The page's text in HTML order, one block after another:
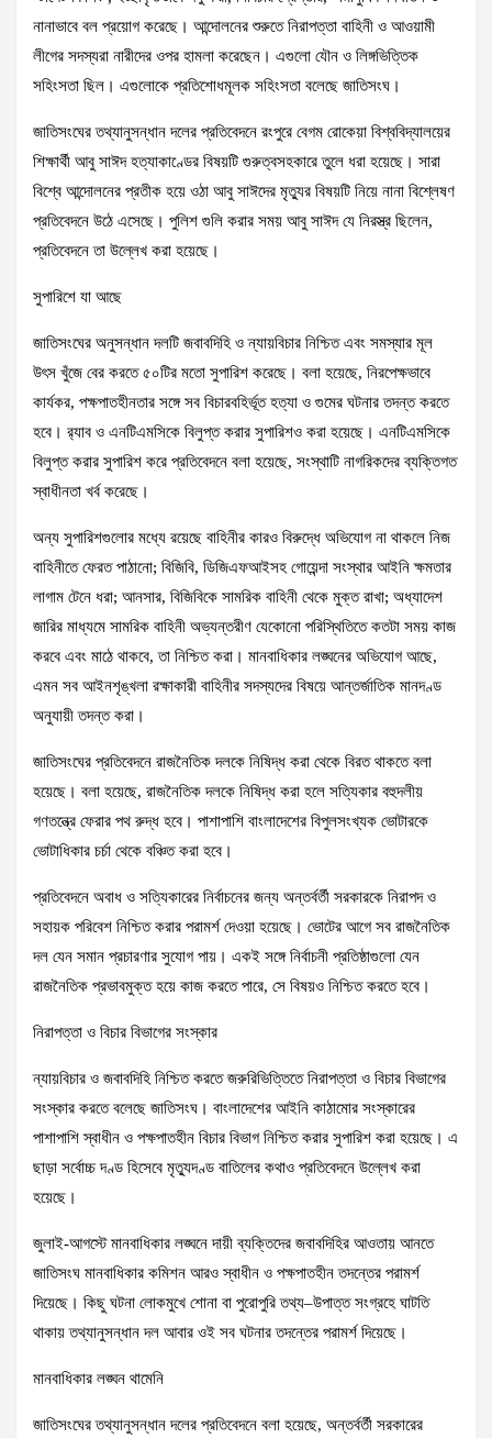
নানাভাবে বল প্রয়োগ করেছে। আন্দোলনের শুরুতে নিরাপত্তা বাহিনী ও আওয়ামী
লীগের সদস্যরা নারীদের ওপর হামলা করেছেন। এগুলো যৌন ও লিঙ্গভিত্তিক
সহিংসতা ছিল। এগুলোকে প্রতিশোধমূলক সহিংসতা বলেছে জাতিসংঘ।
জাতিসংঘের তথ্যানুসন্ধান দলের প্রতিবেদনে রংপুরে বেগম রোকেয়া বিশ্ববিদ্যালয়ের
শিক্ষার্থী আবু সাঈদ হত্যাকাণ্ডের বিষয়টি গুরুত্বসহকারে তুলে ধরা হয়েছে। সারা
বিশ্বে আন্দোলনের প্রতীক হয়ে ওঠা আবু সাঈদের মৃত্যুর বিষয়টি নিয়ে নানা বিশ্লেষণ
প্রতিবেদনে উঠে এসেছে। পুলিশ গুলি করার সময় আবু সাঈদ যে নিরস্ত্র ছিলেন,
প্রতিবেদনে তা উল্লেখ করা হয়েছে।
সুপারিশে যা আছে
জাতিসংঘের অনুসন্ধান দলটি জবাবদিহি ও ন্যায়বিচার নিশ্চিত এবং সমস্যার মূল
উৎস খুঁজে বের করতে ৫০টির মতো সুপারিশ করেছে। বলা হয়েছে, নিরপেক্ষভাবে
কার্যকর, পক্ষপাতহীনতার সঙ্গে সব বিচারবহির্ভূত হত্যা ও গুমের ঘটনার তদন্ত করতে
হবে। র‍্যাব ও এনটিএমসিকে বিলুপ্ত করার সুপারিশও করা হয়েছে। এনটিএমসিকে
বিলুপ্ত করার সুপারিশ করে প্রতিবেদনে বলা হয়েছে, সংস্থাটি নাগরিকদের ব্যক্তিগত
স্বাধীনতা খর্ব করেছে।
অন্য সুপারিশগুলোর মধ্যে রয়েছে বাহিনীর কারও বিরুদ্ধে অভিযোগ না থাকলে নিজ
বাহিনীতে ফেরত পাঠানো; বিজিবি, ডিজিএফআইসহ গোয়েন্দা সংস্থার আইনি ক্ষমতার
লাগাম টেনে ধরা; আনসার, বিজিবিকে সামরিক বাহিনী থেকে মুক্ত রাখা; অধ্যাদেশ
জারির মাধ্যমে সামরিক বাহিনী অভ্যন্তরীণ যেকোনো পরিস্থিতিতে কতটা সময় কাজ
করবে এবং মাঠে থাকবে, তা নিশ্চিত করা। মানবাধিকার লঙ্ঘনের অভিযোগ আছে,
এমন সব আইনশৃঙ্খলা রক্ষাকারী বাহিনীর সদস্যদের বিষয়ে আন্তর্জাতিক মানদণ্ড
অনুযায়ী তদন্ত করা।
জাতিসংঘের প্রতিবেদনে রাজনৈতিক দলকে নিষিদ্ধ করা থেকে বিরত থাকতে বলা
হয়েছে। বলা হয়েছে, রাজনৈতিক দলকে নিষিদ্ধ করা হলে সত্যিকার বহুদলীয়
গণতন্ত্রে ফেরার পথ রুদ্ধ হবে। পাশাপাশি বাংলাদেশের বিপুলসংখ্যক ভোটারকে
ভোটাধিকার চর্চা থেকে বঞ্চিত করা হবে।
প্রতিবেদনে অবাধ ও সত্যিকারের নির্বাচনের জন্য অন্তর্বর্তী সরকারকে নিরাপদ ও
সহায়ক পরিবেশ নিশ্চিত করার পরামর্শ দেওয়া হয়েছে। ভোটের আগে সব রাজনৈতিক
দল যেন সমান প্রচারণার সুযোগ পায়। একই সঙ্গে নির্বাচনী প্রতিষ্ঠাগুলো যেন
রাজনৈতিক প্রভাবমুক্ত হয়ে কাজ করতে পারে, সে বিষয়ও নিশ্চিত করতে হবে।
নিরাপত্তা ও বিচার বিভাগের সংস্কার
ন্যায়বিচার ও জবাবদিহি নিশ্চিত করতে জরুরিভিত্তিতে নিরাপত্তা ও বিচার বিভাগের
সংস্কার করতে বলেছে জাতিসংঘ। বাংলাদেশের আইনি কাঠামোর সংস্কারের
পাশাপাশি স্বাধীন ও পক্ষপাতহীন বিচার বিভাগ নিশ্চিত করার সুপারিশ করা হয়েছে। এ
ছাড়া সর্বোচ্চ দণ্ড হিসেবে মৃত্যুদণ্ড বাতিলের কথাও প্রতিবেদনে উল্লেখ করা
হয়েছে।
জুলাই-আগস্টে মানবাধিকার লঙ্ঘনে দায়ী ব্যক্তিদের জবাবদিহির আওতায় আনতে
জাতিসংঘ মানবাধিকার কমিশন আরও স্বাধীন ও পক্ষপাতহীন তদন্তের পরামর্শ
দিয়েছে। কিছু ঘটনা লোকমুখে শোনা বা পুরোপুরি তথ্য–উপাত্ত সংগ্রহে ঘাটতি
থাকায় তথ্যানুসন্ধান দল আবার ওই সব ঘটনার তদন্তের পরামর্শ দিয়েছে।
মানবাধিকার লঙ্ঘন থামেনি
জাতিসংঘের তথ্যানুসন্ধান দলের প্রতিবেদনে বলা হয়েছে, অন্তর্বর্তী সরকারের